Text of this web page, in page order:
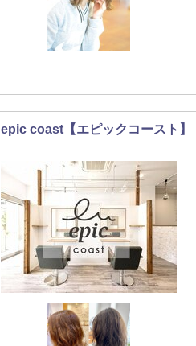
epic coast【エピックコースト】